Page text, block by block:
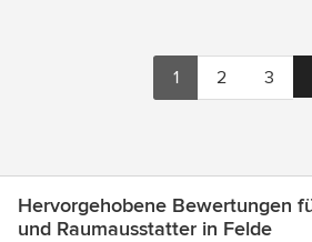
1 2 3
Hervorgehobene Bewertungen
und Raumausstatter in Felde